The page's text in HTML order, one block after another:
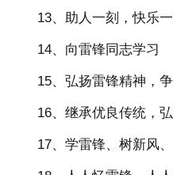
13、助人一刻，快乐一
14、向雷锋同志学习
15、弘扬雷锋精神，争
16、继承优良传统，弘
17、学雷锋、树新风、